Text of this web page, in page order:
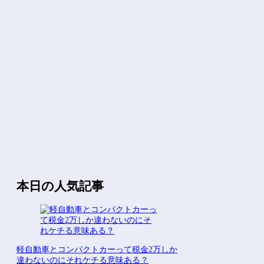
本日の人気記事
軽自動車とコンパクトカーって税金2万しか
違わないのにそれケチる意味ある？